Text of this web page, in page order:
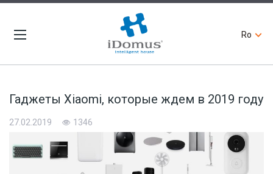
Ro
Гаджеты Xiaomi, которые ждем в 2019 году
27.02.2019 1346